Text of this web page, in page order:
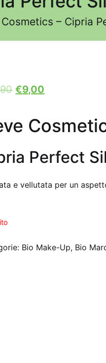
– Cipria
€9,00
Perfect
e vellutata per un
Bio Make-Up, Bio